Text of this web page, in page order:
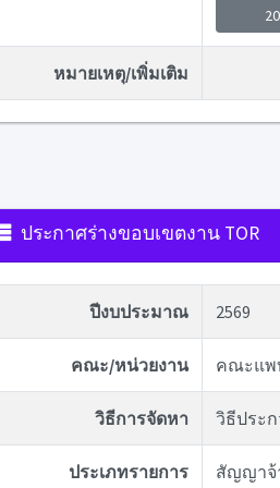
หมายเหตุ/เพิ่มเติม
ประกาศร่างขอบเขตงาน TOR
ปีงบประมาณ 2569
คณะ/หน่วยงาน คณะแพ
วิธีการจัดหา วิธีประ
ประเภทรายการ สัญญาจ้